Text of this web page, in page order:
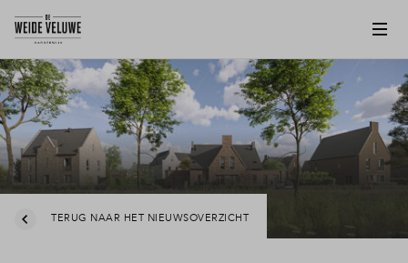
TERUG NAAR HET NIEUWSOVERZICHT